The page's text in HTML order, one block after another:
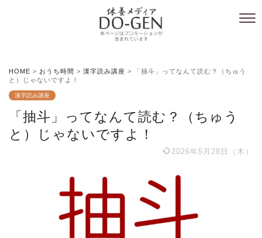
HOME > おうち時間 > 漢字読み講座 >
「抽斗」ってなんて読む？（ちゅう
と）じゃないですよ！
漢字読み講座
「抽斗」ってなんて読む？（ちゅう
と）じゃないですよ！
2026年5月28日（木）